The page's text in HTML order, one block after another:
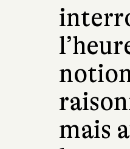
mais